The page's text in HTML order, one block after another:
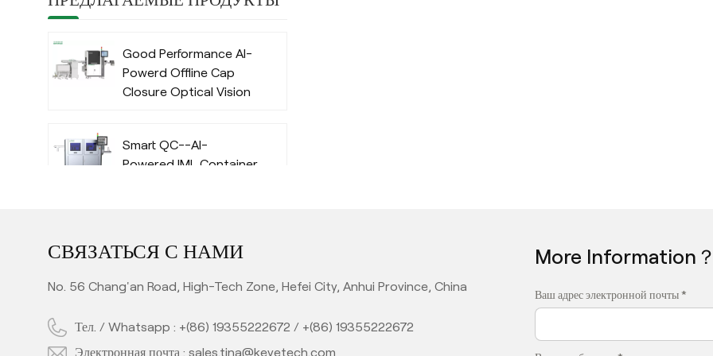
Good Performance AI-
Powerd Offline Cap
Closure Optical Vision
Algorithm
Smart QC--AI-
Powered IML Container
Powered Automatic
Inspection System
Full Automatic Inline
PET Bottle Quality
СВЯЗАТЬСЯ С НАМИ
No. 56 Chang'an Road, High-Tech Zone, Hefei City, Anhui Province, China
Тел. / Whatsapp : +(86) 19355222672 / +(86) 19355222672
Электронная почта :sales.tina@keyetech.com
More Information？
Ваш адрес электронной почты *